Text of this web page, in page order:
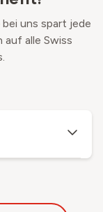
bei uns spart jede
auf alle Swiss